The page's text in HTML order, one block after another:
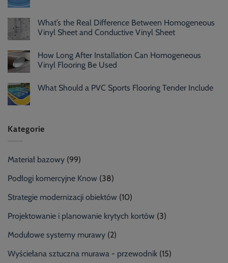
What’s the Real Difference Between Homogeneous
Vinyl Sheet and Conductive Vinyl Sheet
How Long After Installation Can Homogeneous
Vinyl Flooring Be Used
What Should a PVC Sports Flooring Tender Include
Kategorie
Materiał bazowy (99)
Podłogi komercyjne Know (38)
Strategie modernizacji obiektów (10)
Projektowanie i planowanie krytych kortów (3)
Modułowe systemy murawy (2)
Wyściełana sztuczna murawa - przewodnik (15)